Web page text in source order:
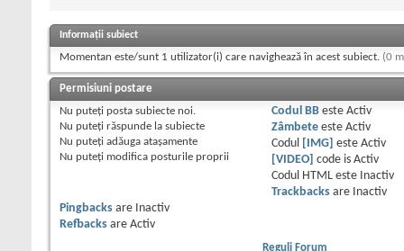
Informații subiect
Momentan este/sunt 1 utilizator(i) care navighează în acest subiect. (0
Permisiuni postare
Nu puteţi posta subiecte noi.
Nu puteţi răspunde la subiecte
Nu puteţi adăuga ataşamente
Nu puteţi modifica posturile proprii
Codul BBeste Activ
Zâmbeteeste Activ
Codul
[IMG] este Activ
[VIDEO]
code is Activ
Codul HTML este
Inactiv
Trackbacksare
Inactiv
Pingbacks are
Inactiv
Refbacks are Activ
Reguli Forum